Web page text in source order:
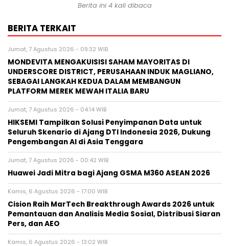
Berita ini 4 kali dibaca
BERITA TERKAIT
Jumat, 7 Agustus 2026 - 09:32 WIB
MONDEVITA MENGAKUISISI SAHAM MAYORITAS DI
UNDERSCORE DISTRICT, PERUSAHAAN INDUK MAGLIANO,
SEBAGAI LANGKAH KEDUA DALAM MEMBANGUN
PLATFORM MEREK MEWAH ITALIA BARU
Jumat, 7 Agustus 2026 - 04:14 WIB
HIKSEMI Tampilkan Solusi Penyimpanan Data untuk
Seluruh Skenario di Ajang DTI Indonesia 2026, Dukung
Pengembangan AI di Asia Tenggara
Jumat, 7 Agustus 2026 - 00:42 WIB
Huawei Jadi Mitra bagi Ajang GSMA M360 ASEAN 2026
Kamis, 6 Agustus 2026 - 17:00 WIB
Cision Raih MarTech Breakthrough Awards 2026 untuk
Pemantauan dan Analisis Media Sosial, Distribusi Siaran
Pers, dan AEO
Kamis, 6 Agustus 2026 - 13:02 WIB